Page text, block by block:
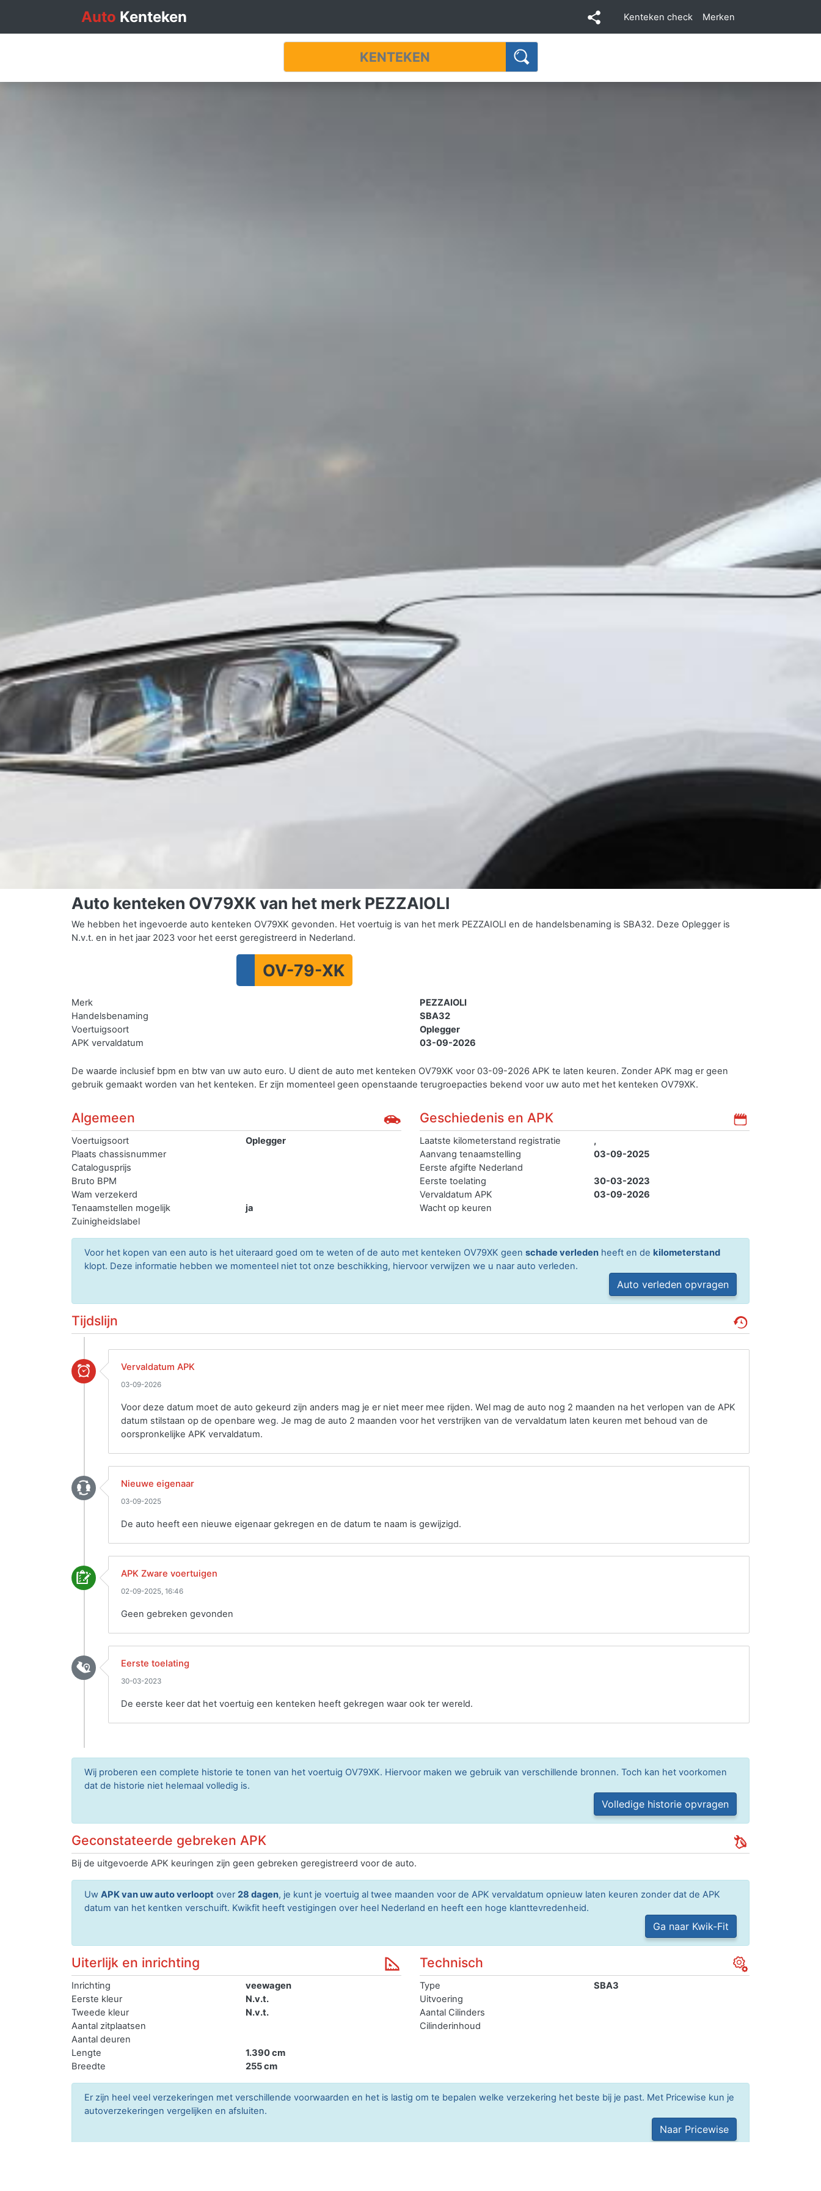
Auto Kenteken Kenteken check Merken
Auto kenteken OV79XK van het merk PEZZAIOLI
We hebben het ingevoerde auto kenteken OV79XK gevonden. Het voertuig is van het merk PEZZAIOLI en de handelsbenaming is SBA32. Deze Oplegger is
N.v.t. en in het jaar 2023 voor het eerst geregistreerd in Nederland.
OV-79-XK
Merk
PEZZAIOLI
Handelsbenaming
SBA32
Voertuigsoort
Oplegger
APK vervaldatum
03-09-2026
De waarde inclusief bpm en btw van uw auto euro. U dient de auto met kenteken OV79XK voor 03-09-2026 APK te laten keuren. Zonder APK mag er geen
gebruik gemaakt worden van het kenteken. Er zijn momenteel geen openstaande terugroepacties bekend voor uw auto met het kenteken OV79XK.
Algemeen
Voertuigsoort
Oplegger
Plaats chassisnummer
Catalogusprijs
Bruto BPM
Wam verzekerd
Tenaamstellen mogelijk
ja
Zuinigheidslabel
Geschiedenis en APK
Laatste kilometerstand registratie
,
Aanvang tenaamstelling
03-09-2025
Eerste afgifte Nederland
Eerste toelating
30-03-2023
Vervaldatum APK
03-09-2026
Wacht op keuren
Voor het kopen van een auto is het uiteraard goed om te weten of de auto met kenteken OV79XK geen schade verleden heeft en de kilometerstand
klopt. Deze informatie hebben we momenteel niet tot onze beschikking, hiervoor verwijzen we u naar auto verleden.
Auto verleden opvragen
Tijdslijn
Vervaldatum APK
03-09-2026
Voor deze datum moet de auto gekeurd zijn anders mag je er niet meer mee rijden. Wel mag de auto nog 2 maanden na het verlopen van de APK
datum stilstaan op de openbare weg. Je mag de auto 2 maanden voor het verstrijken van de vervaldatum laten keuren met behoud van de
oorspronkelijke APK vervaldatum.
Nieuwe eigenaar
03-09-2025
De auto heeft een nieuwe eigenaar gekregen en de datum te naam is gewijzigd.
APK Zware voertuigen
02-09-2025, 16:46
Geen gebreken gevonden
Eerste toelating
30-03-2023
De eerste keer dat het voertuig een kenteken heeft gekregen waar ook ter wereld.
Wij proberen een complete historie te tonen van het voertuig OV79XK. Hiervoor maken we gebruik van verschillende bronnen. Toch kan het voorkomen
dat de historie niet helemaal volledig is.
Volledige historie opvragen
Geconstateerde gebreken APK
Bij de uitgevoerde APK keuringen zijn geen gebreken geregistreerd voor de auto.
Uw APK van uw auto verloopt over 28 dagen, je kunt je voertuig al twee maanden voor de APK vervaldatum opnieuw laten keuren zonder dat de APK
datum van het kentken verschuift. Kwikfit heeft vestigingen over heel Nederland en heeft een hoge klanttevredenheid.
Ga naar Kwik-Fit
Uiterlijk en inrichting
Inrichting
veewagen
Eerste kleur
N.v.t.
Tweede kleur
N.v.t.
Aantal zitplaatsen
Aantal deuren
Lengte
1.390 cm
Breedte
255 cm
Technisch
Type
SBA3
Uitvoering
Aantal Cilinders
Cilinderinhoud
Er zijn heel veel verzekeringen met verschillende voorwaarden en het is lastig om te bepalen welke verzekering het beste bij je past. Met Pricewise kun je
autoverzekeringen vergelijken en afsluiten.
Naar Pricewise